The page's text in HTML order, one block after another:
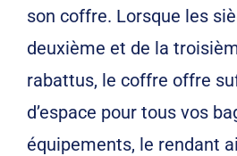
son coffre. Lorsque les
deuxième et de la
rabattus, le coffre offre
d’espace pour tous vos
équipements, le rendant